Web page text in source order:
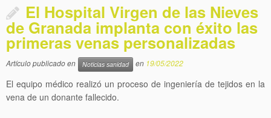
El Hospital Virgen de las Nieves
de Granada implanta con éxito las
primeras venas personalizadas
Artículo publicado en Noticias sanidad en 19/05/2022
El equipo médico realizó un proceso de ingeniería de tejidos en la
vena de un donante fallecido.